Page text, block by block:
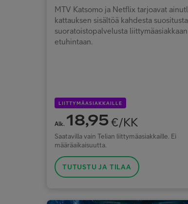
MTV Katsomo ja Netflix tarjoavat
kattauksen sisältöä kahdesta suositusta
suoratoistopalvelusta liittymäasiakkaan
etuhintaan.
LIITTYMÄASIAKKAILLE
Alk. 18,95€/KK
Saatavilla vain Telian liittymäasiakkaille. Ei
määräaikaisuutta.
TUTUSTU JA TILAA